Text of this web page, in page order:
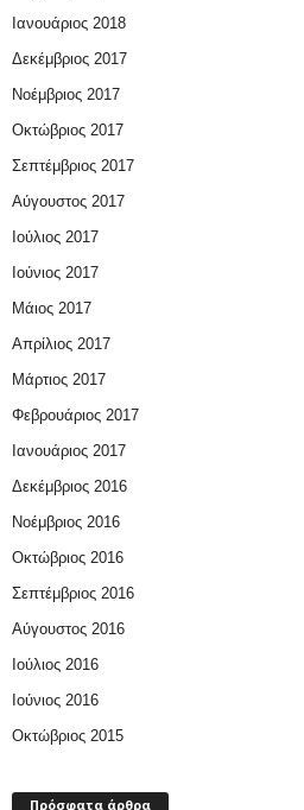
Ιανουάριος 2018
Δεκέμβριος 2017
Νοέμβριος 2017
Οκτώβριος 2017
Σεπτέμβριος 2017
Αύγουστος 2017
Ιούλιος 2017
Ιούνιος 2017
Μάιος 2017
Απρίλιος 2017
Μάρτιος 2017
Φεβρουάριος 2017
Ιανουάριος 2017
Δεκέμβριος 2016
Νοέμβριος 2016
Οκτώβριος 2016
Σεπτέμβριος 2016
Αύγουστος 2016
Ιούλιος 2016
Ιούνιος 2016
Οκτώβριος 2015
Πρόσφατα άρθρα